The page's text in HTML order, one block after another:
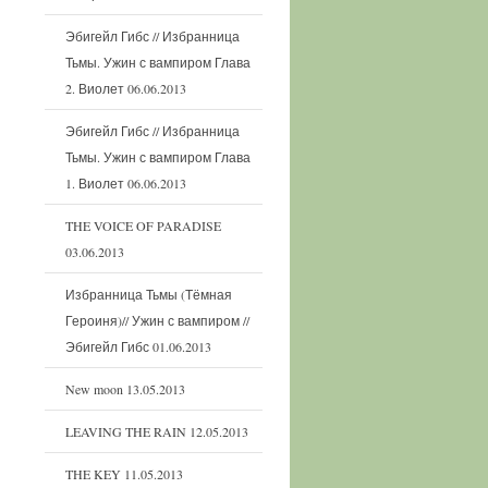
Эбигейл Гибс // Избранница
Тьмы. Ужин с вампиром Глава
2. Виолет06.06.2013
Эбигейл Гибс // Избранница
Тьмы. Ужин с вампиром Глава
1. Виолет06.06.2013
THE VOICE OF PARADISE
03.06.2013
Избранница Тьмы (Тёмная
Героиня)// Ужин с вампиром //
Эбигейл Гибс01.06.2013
New moon 13.05.2013
LEAVING THE RAIN 12.05.2013
THE KEY 11.05.2013